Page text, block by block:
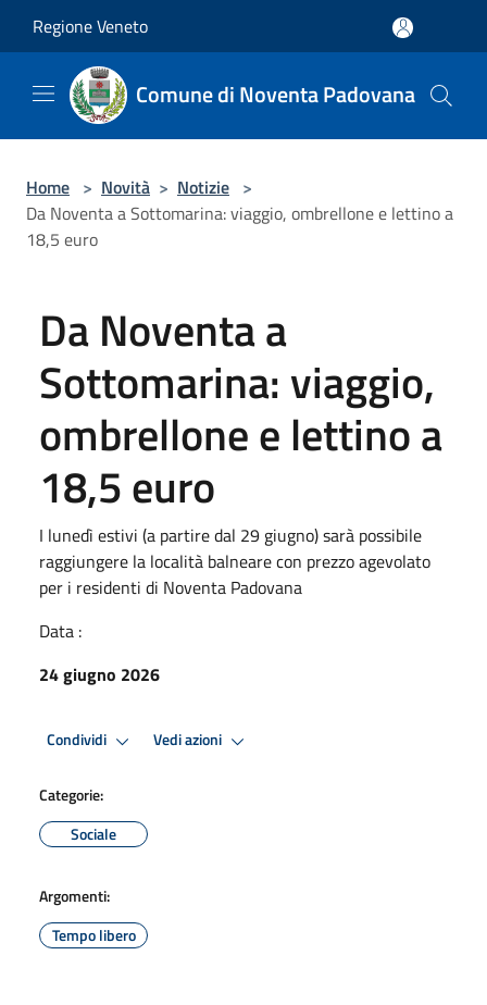
Regione Veneto
Comune di Noventa Padovana
Home > Novità > Notizie >
Da Noventa a Sottomarina: viaggio, ombrellone e lettino a
18,5 euro
Da Noventa a
Sottomarina: viaggio,
ombrellone e lettino a
18,5 euro
I lunedì estivi (a partire dal 29 giugno) sarà possibile
raggiungere la località balneare con prezzo agevolato
per i residenti di Noventa Padovana
Data :
24 giugno 2026
Condividi Vedi azioni
Categorie:
Sociale
Argomenti:
Tempo libero